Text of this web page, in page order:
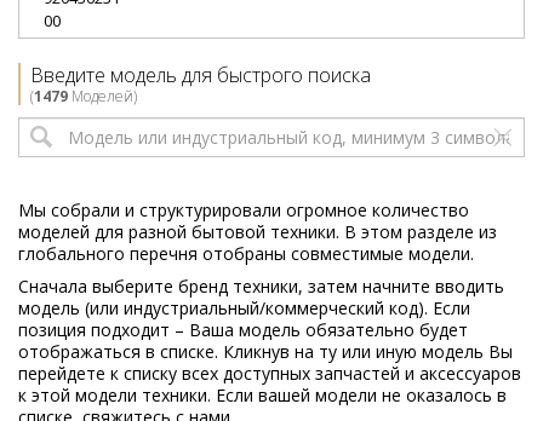
00
920436232
01
Electrolux13215DBA10
00
Electrolux13215DBA106
02
Electrolux13215DBA20
920672611
00
Введите модель для быстрого поиска
(1479 Моделей)
Мы собрали и структурировали огромное количество
моделей для разной бытовой техники. В этом разделе из
глобального перечня отобраны совместимые модели.
Сначала выберите бренд техники, затем начните вводить
модель (или индустриальный/коммерческий код). Если
позиция подходит – Ваша модель обязательно будет
отображаться в списке. Кликнув на ту или иную модель Вы
перейдете к списку всех доступных запчастей и аксессуаров
к этой модели техники. Если вашей модели не оказалось в